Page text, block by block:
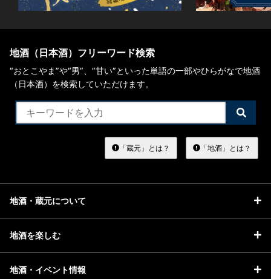
地酒（日本酒）フリーワード検索
“おとこやま”や“男”、”甘い”といった単語の一部やひらがなで地酒
（日本酒）を検索していただけます。
検
索
る
「蔵元」とは？ 「地酒」とは？
地酒・蔵元について
地酒を楽しむ
地酒・イベント情報